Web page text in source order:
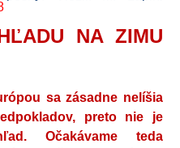
NA ZIMU
sa zásadne nelíšia
preto nie je
Očakávame teda